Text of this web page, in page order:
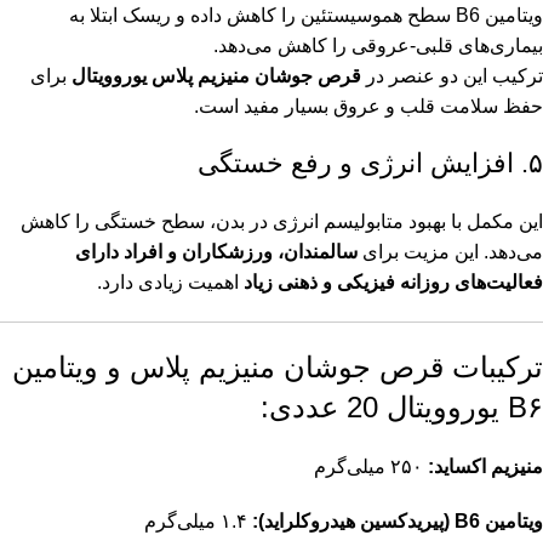
ویتامین B6 سطح هموسیستئین را کاهش داده و ریسک ابتلا به
بیماری‌های قلبی-عروقی را کاهش می‌دهد.
ترکیب این دو عنصر در قرص جوشان منیزیم پلاس یوروویتال برای
حفظ سلامت قلب و عروق بسیار مفید است.
۵. افزایش انرژی و رفع خستگی
این مکمل با بهبود متابولیسم انرژی در بدن، سطح خستگی را کاهش
می‌دهد. این مزیت برای سالمندان، ورزشکاران و افراد دارای
فعالیت‌های روزانه فیزیکی و ذهنی زیاد اهمیت زیادی دارد.
ترکیبات قرص جوشان منیزیم پلاس و ویتامین
B۶ یوروویتال 20 عددی:
منیزیم اکساید:
ویتامین B6 (پیریدکسین هیدروکلراید):